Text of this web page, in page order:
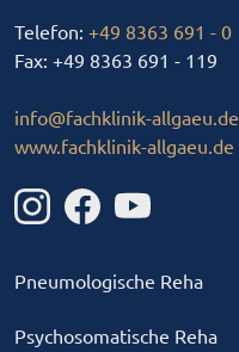
Telefon: +49 8363 691 - 0
Fax: +49 8363 691 - 119
info@fachklinik-allgaeu.de
www.fachklinik-allgaeu.de
Pneumologische Reha
Psychosomatische Reha